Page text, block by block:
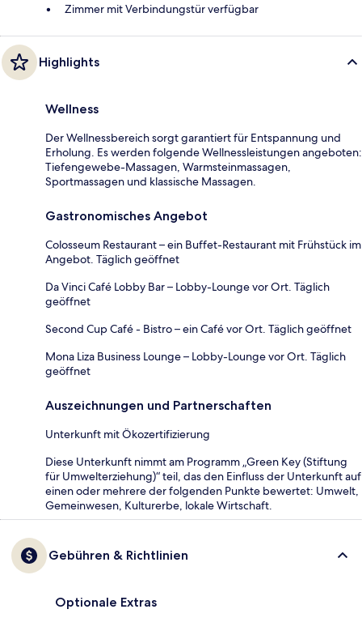
Zimmer mit Verbindungstür verfügbar
Highlights
Wellness
Der Wellnessbereich sorgt garantiert für Entspannung und
Erholung. Es werden folgende Wellnessleistungen angeboten:
Tiefengewebe-Massagen, Warmsteinmassagen,
Sportmassagen und klassische Massagen.
Gastronomisches Angebot
Colosseum Restaurant – ein Buffet-Restaurant mit Frühstück im
Angebot. Täglich geöffnet
Da Vinci Café Lobby Bar – Lobby-Lounge vor Ort. Täglich
geöffnet
Second Cup Café - Bistro – ein Café vor Ort. Täglich geöffnet
Mona Liza Business Lounge – Lobby-Lounge vor Ort. Täglich
geöffnet
Auszeichnungen und Partnerschaften
Unterkunft mit Ökozertifizierung
Diese Unterkunft nimmt am Programm „Green Key (Stiftung
für Umwelterziehung)“ teil, das den Einfluss der Unterkunft auf
einen oder mehrere der folgenden Punkte bewertet: Umwelt,
Gemeinwesen, Kulturerbe, lokale Wirtschaft.
Gebühren & Richtlinien
Optionale Extras